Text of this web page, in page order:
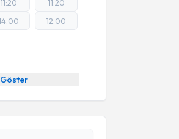
11:20
11:20
12:00